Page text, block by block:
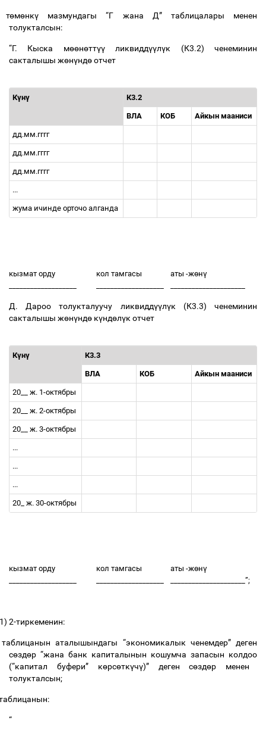
төмөнкү мазмундагы “Г жана Д” таблицалары
менен
толукталсын:
“Г. Кыска мөөнөттүү ликвиддүүлүк (К3.2)ченеминин
сакталышы жөнүндөотчет
Күнү К3.2
ВЛА КОБ Айкын мааниси
дд.мм.гггг
дд.мм.гггг
дд.мм.гггг
...
жума ичинде орточо алганда
кызмат орду кол тамгасы аты -жөнү
Д. Дароо толукталуучу ликвиддүүлүк (К3.3)ченеминин
сакталышы жөнүндө күндөлүк отчет
Күнү К3.3
ВЛА КОБ Айкын мааниси
20__ ж. 1-октябры
20__ ж. 2-октябры
20__ ж. 3-октябры
...
...
...
20_ ж. 30-октябры
кызмат орду кол тамгасы аты -жөнү
_____________________”;
2-тиркеменин:
таблицанын аталышындагы “экономикалык ченемдер” деген
сөздөр “жана банк капиталынын кошумча запасын колдоо
(“капитал буфери” көрсөткүчү)” деген сөздөр
менен
толукталсын;
:
“